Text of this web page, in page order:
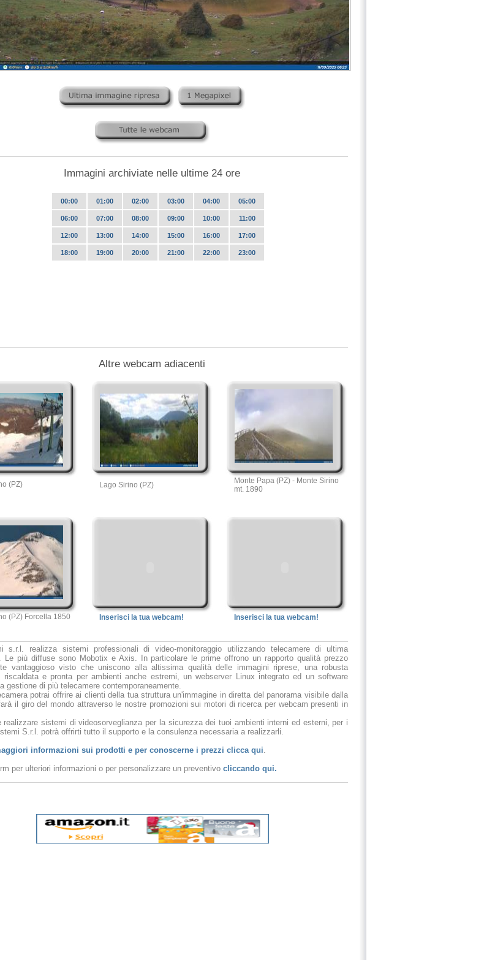
Immagini archiviate nelle ultime 24 ore
00:00 01:00 02:00 03:00 04:00 05:00
06:00 07:00 08:00 09:00 10:00 11:00
12:00 13:00 14:00 15:00 16:00 17:00
18:00 19:00 20:00 21:00 22:00 23:00
Altre webcam adiacenti
(PZ) Lago Sirino (PZ)
Monte Papa (PZ) - Monte Sirino
mt. 1890
(PZ) Forcella 1850
Inserisci la tua webcam! Inserisci la tua webcam!
s.r.l. realizza sistemi professionali di video-monitoraggio utilizzando telecamere di ultima
Le più diffuse sono Mobotix e Axis. In particolare le prime offrono un rapporto qualità prezzo
vantaggioso visto che uniscono alla altissima qualità delle immagini riprese, una robusta
riscaldata e pronta per ambienti anche estremi, un webserver Linux integrato ed un software
gestione di più telecamere contemporaneamente.
potrai offrire ai clienti della tua struttura un'immagine in diretta del panorama visibile dalla
il giro del mondo attraverso le nostre promozioni sui motori di ricerca per webcam presenti in
realizzare sistemi di videosorveglianza per la sicurezza dei tuoi ambienti interni ed esterni, per i
S.r.l. potrà offrirti tutto il supporto e la consulenza necessaria a realizzarli.
informazioni sui prodotti e per conoscerne i prezzi clicca qui.
per ulteriori informazioni o per personalizzare un preventivo cliccando qui.